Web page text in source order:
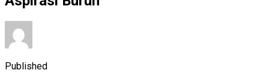
Published